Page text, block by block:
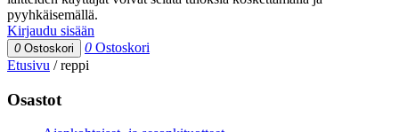
pyyhkäisemällä.
Kirjaudu sisään
0 Ostoskori 0 Ostoskori
Etusivu /reppi
Osastot